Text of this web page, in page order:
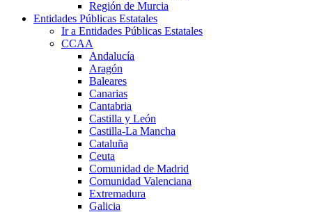
Región de Murcia
Entidades Públicas Estatales
Ir a Entidades Públicas Estatales
CCAA
Andalucía
Aragón
Baleares
Canarias
Cantabria
Castilla y León
Castilla-La Mancha
Cataluña
Ceuta
Comunidad de Madrid
Comunidad Valenciana
Extremadura
Galicia